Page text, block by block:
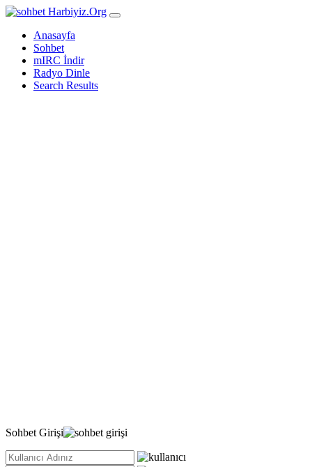
Harbiyiz.Org
Anasayfa
Sohbet
mIRC İndir
Radyo Dinle
Search Results
Sohbet Girişi